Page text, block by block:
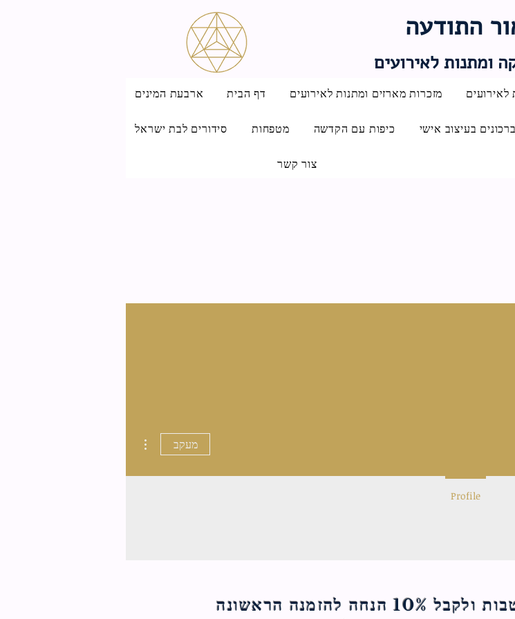
התודעה
ומתנות לאירועים
ארבעת המינים דף הבית מזכרות מארזים ומתנות לאירועים לאירועים
סידורים לבת ישראל מטפחות כיפות עם הקדשה ברכונים בעיצוב אישי
צור קשר
מעקב
Profile
להזמנה הראשונה